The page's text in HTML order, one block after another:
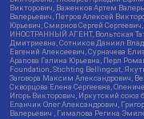
Викторович, Важенков Артем
Валерьевич, Петров Алексей
Юрьевич, Смирнов Сергей
ИНОСТРАННЫЙ АГЕНТ, Вольтская
Дмитриевна, Сотников Даниил
Евгений Алексеевич, Сурначева
Арапова Галина Юрьевна, Перл
Foundation, Stichting Bellingcat,
Заговора Максим Александрович,
Скворцова Елена Сергеевна,
Игорь Викторович, Иркутский
Еланчик Олег Александрович,
Валерьевич , Гималова Регина